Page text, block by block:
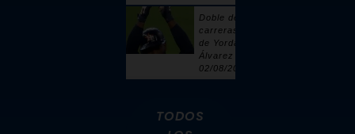
Doble de 2
carreras
de Yordan
Álvarez |
02/08/2026
TODOS